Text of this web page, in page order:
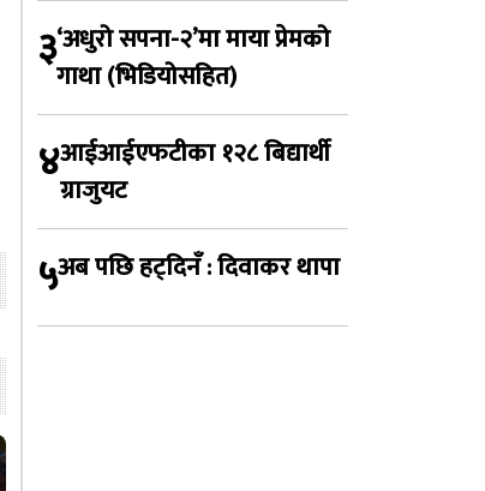
३‘अधुरो सपना-२’मा माया प्रेमको
गाथा (भिडियोसहित)
४आईआईएफटीका १२८ बिद्यार्थी
ग्राजुयट
५अब पछि हट्दिनँ : दिवाकर थापा